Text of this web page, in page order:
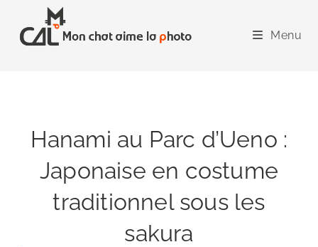
content
Menu
Hanami au Parc d’Ueno :
Japonaise en costume
traditionnel sous les
sakura